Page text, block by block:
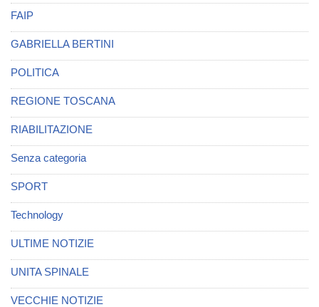
FAIP
GABRIELLA BERTINI
POLITICA
REGIONE TOSCANA
RIABILITAZIONE
Senza categoria
SPORT
Technology
ULTIME NOTIZIE
UNITA SPINALE
VECCHIE NOTIZIE